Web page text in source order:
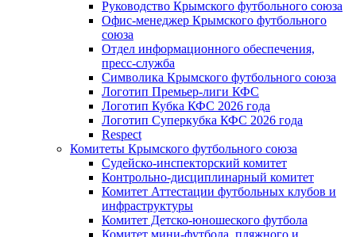
Руководство Крымского футбольного союза
Офис-менеджер Крымского футбольного
союза
Отдел информационного обеспечения,
пресс-служба
Символика Крымского футбольного союза
Логотип Премьер-лиги КФС
Логотип Кубка КФС 2026 года
Логотип Суперкубка КФС 2026 года
Respect
Комитеты Крымского футбольного союза
Судейско-инспекторский комитет
Контрольно-дисциплинарный комитет
Комитет Аттестации футбольных клубов и
инфраструктуры
Комитет Детско-юношеского футбола
Комитет мини-футбола, пляжного и